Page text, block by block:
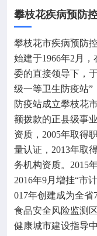
政策法规
科研培训
交流互动
攀枝花市预防医
攀枝花疾病预防
攀枝花市疾病预防
始建于1966年2月
委的直接领导下，
级一等卫生防疫站”
防疫站成立攀枝花
额拨款的正县级事
资质，2005年取得
量认证，2013年取
务机构资质。2015
2016年9月增挂“市
017年创建成为全省
食品安全风险监测
健康城市建设指导中